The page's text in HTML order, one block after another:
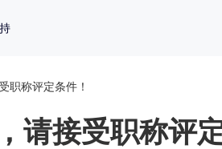
职称评定条件！
请接受职称评